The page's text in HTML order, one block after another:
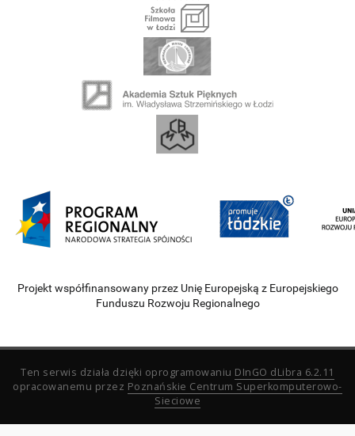
Projekt współfinansowany przez Unię Europejską z Europejskiego
Funduszu Rozwoju Regionalnego
Ten serwis działa dzięki oprogramowaniu DInGO dLibra 6.2.11
opracowanemu przez Poznańskie Centrum Superkomputerowo-
Sieciowe